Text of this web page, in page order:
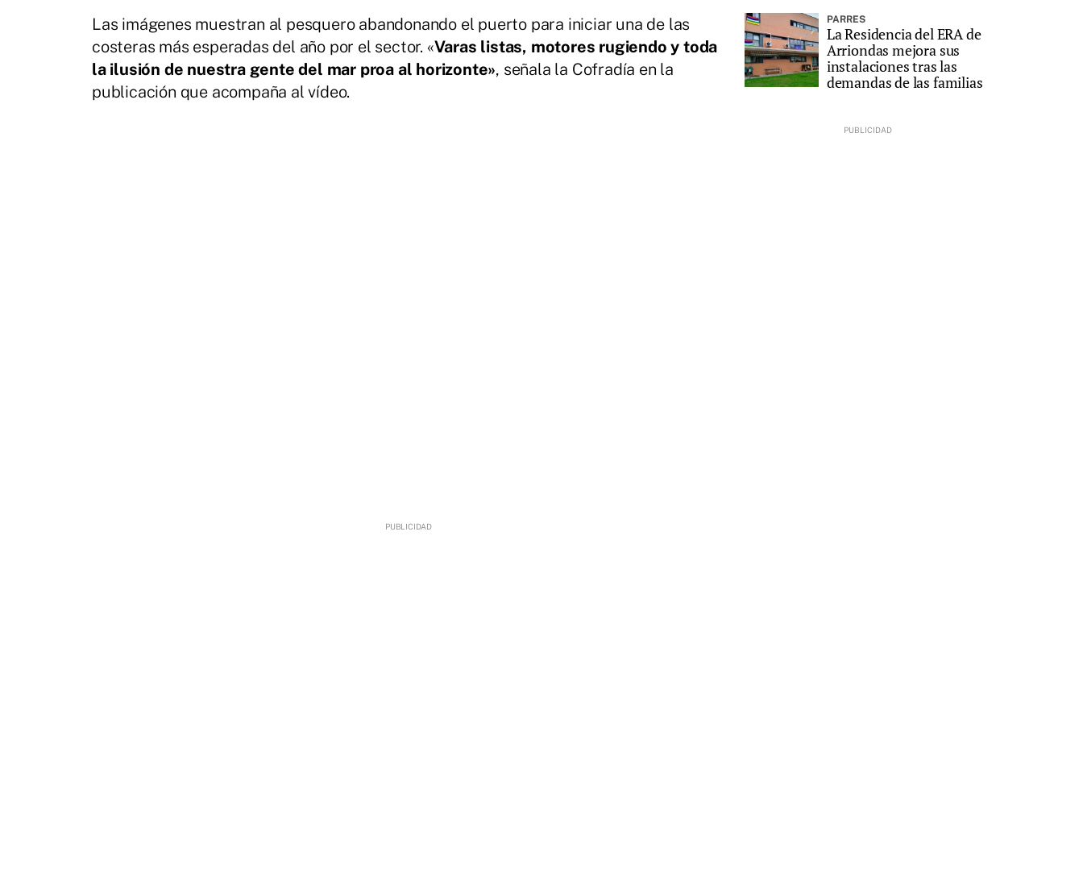
Las imágenes muestran al pesquero abandonando el puerto para iniciar una de las
costeras más esperadas del año por el sector. «Varas listas, motores rugiendo y toda
la ilusión de nuestra gente del mar proa al horizonte», señala la Cofradía en la
publicación que acompaña al vídeo.
PARRES
La Residencia del ERA de
Arriondas mejora sus
instalaciones tras las
demandas de las familias